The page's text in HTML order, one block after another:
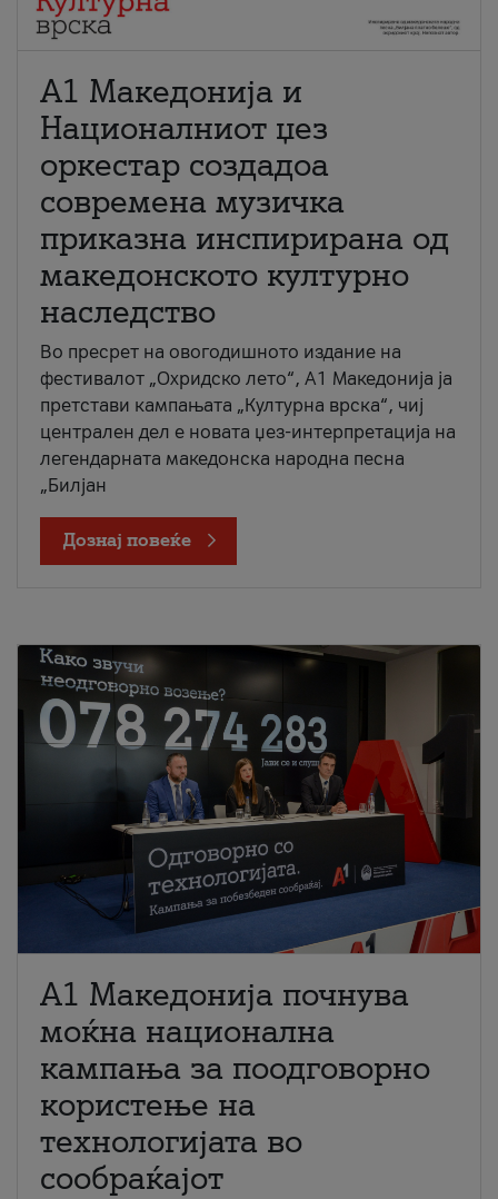
А1 Македонија и
Националниот џез
оркестар создадоа
современа музичка
приказна инспирирана од
македонското културно
наследство
Во пресрет на овогодишното издание на
фестивалот „Охридско лето“, А1 Македонија ја
претстави кампањата „Културна врска“, чиј
централен дел е новата џез-интерпретација на
легендарната македонска народна песна
„Билјан
Дознај повеќе
A1 Македонија почнува
моќна национална
кампања за поодговорно
користење на
технологијата во
сообраќајот